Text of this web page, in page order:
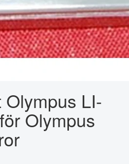
LI-
Olympus